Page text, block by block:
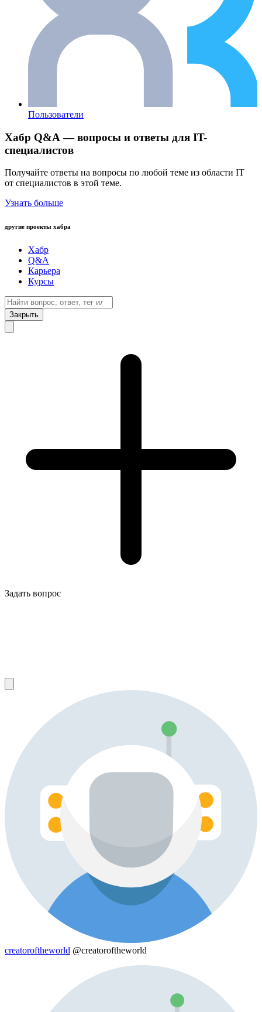
Пользователи
Хабр Q&A — вопросы и ответы для IT-
специалистов
Получайте ответы на вопросы по любой теме из области IT
от специалистов в этой теме.
Узнать больше
другие проекты хабра
Хабр
Q&A
Карьера
Курсы
Закрыть
Задать вопрос
creatoroftheworld @creatoroftheworld